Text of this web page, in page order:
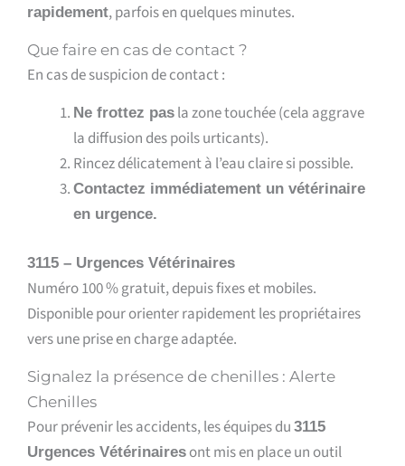
rapidement, parfois en quelques minutes.
Que faire en cas de contact ?
En cas de suspicion de contact :
Ne frottez pas la zone touchée (cela aggrave
la diffusion des poils urticants).
Rincez délicatement à l’eau claire si possible.
Contactez immédiatement un vétérinaire
en urgence.
3115 – Urgences Vétérinaires
Numéro 100 % gratuit, depuis fixes et mobiles.
Disponible pour orienter rapidement les propriétaires
vers une prise en charge adaptée.
Signalez la présence de chenilles : Alerte
Chenilles
Pour prévenir les accidents, les équipes du 3115
Urgences Vétérinaires ont mis en place un outil